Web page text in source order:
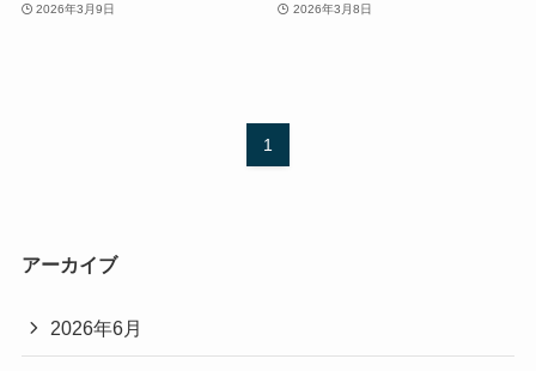
2026年3月9日 2026年3月8日
1
アーカイブ
2026年6月